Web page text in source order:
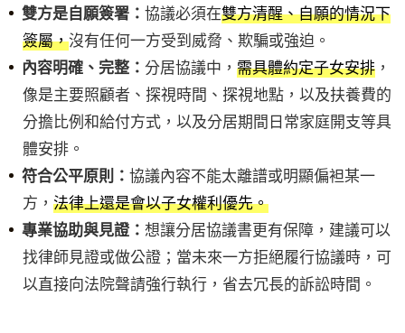
雙方是自願簽署： 協議必須在雙方清醒、自願的情況下
簽屬，沒有任何一方受到威脅、欺騙或強迫。
內容明確、完整： 分居協議中， 需具體約定子女安排 ，
像是主要照顧者、探視時間、探視地點，以及扶養費的
分擔比例和給付方式，以及分居期間日常家庭開支等具
體安排。
符合公平原則： 協議內容不能太離譜或明顯偏袒某一
方， 法律上還是會以子女權利優先。
專業協助與見證： 想讓分居協議書更有保障，建議可以
找律師見證或做公證；當未來一方拒絕履行協議時，可
以直接向法院聲請強行執行，省去冗長的訴訟時間。